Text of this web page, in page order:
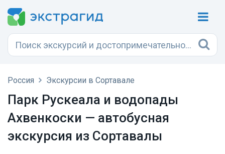
Россия Экскурсии в Сортавале
Парк Рускеала и водопады
Ахвенкоски — автобусная
экскурсия из Сортавалы